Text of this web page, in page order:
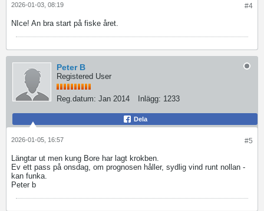
#4
2026-01-03, 08:19
NIce! An bra start på fiske året.
Peter B
Registered User
Reg.datum: Jan 2014 Inlägg: 1233
Dela
#5
2026-01-05, 16:57
Längtar ut men kung Bore har lagt krokben.
Ev ett pass på onsdag, om prognosen håller, sydlig vind runt nollan -
kan funka.
Peter b